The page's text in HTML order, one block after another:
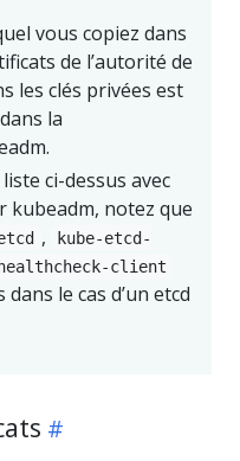
vous copiez dans
de l’autorité de
les clés privées est
dans la
ci-dessus avec
kubeadm, notez que
,
kube-etcd-
client
le cas d’un etcd